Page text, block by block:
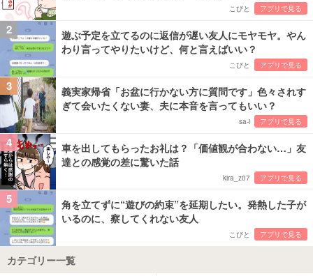
こびと アプリで見る
2
遊ぶ予定を立てるのに返信が遅い友人にモヤモヤ。やん
わり言ってやりたいけど、何と言えばいい？
こびと アプリで見る
3
義実家帰省「お盆に行かない方に質問です」色々されす
ぎて会いたくない妻、夫に本音を言ってもいい？
sa-i アプリで見る
4
車を出してもらったお礼は？「価値観が合わない…」友
達との感覚の差に驚いた話
kira_z07 アプリで見る
5
角を立てずに“遊びの約束”を延期したい。発熱した子が
いるのに、察してくれない友人
こびと アプリで見る
カテゴリー一覧